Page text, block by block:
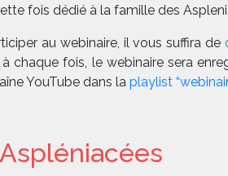
fois dédié à la famille des
au webinaire, il vous suffira de
chaque fois, le webinaire sera
YouTube dans la playlist